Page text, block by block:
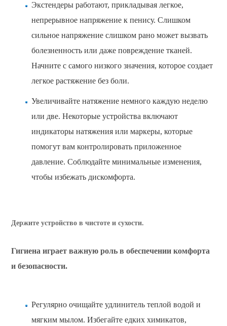
Экстендеры работают, прикладывая легкое,
непрерывное напряжение к пенису. Слишком
сильное напряжение слишком рано может вызвать
болезненность или даже повреждение тканей.
Начните с самого низкого значения, которое создает
легкое растяжение без боли.
Увеличивайте натяжение немного каждую неделю
или две. Некоторые устройства включают
индикаторы натяжения или маркеры, которые
помогут вам контролировать приложенное
давление. Соблюдайте минимальные изменения,
чтобы избежать дискомфорта.
Держите устройство в чистоте и сухости.
Гигиена играет важную роль в обеспечении комфорта
и безопасности.
Регулярно очищайте удлинитель теплой водой и
мягким мылом. Избегайте едких химикатов,